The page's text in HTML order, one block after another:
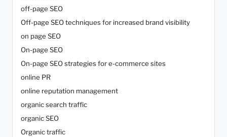
off-page SEO
Off-page SEO techniques for increased brand visibility
on page SEO
On-page SEO
On-page SEO strategies for e-commerce sites
online PR
online reputation management
organic search traffic
organic SEO
Organic traffic